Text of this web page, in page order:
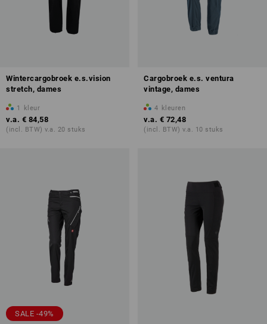
Wintercargobroek e.s.vision
stretch, dames
1 kleur
v.a. € 84,58
(incl. BTW) v.a. 20 stuks
Cargobroek e.s. ventura
vintage, dames
4 kleuren
v.a. € 72,48
(incl. BTW) v.a. 10 stuks
SALE -49%